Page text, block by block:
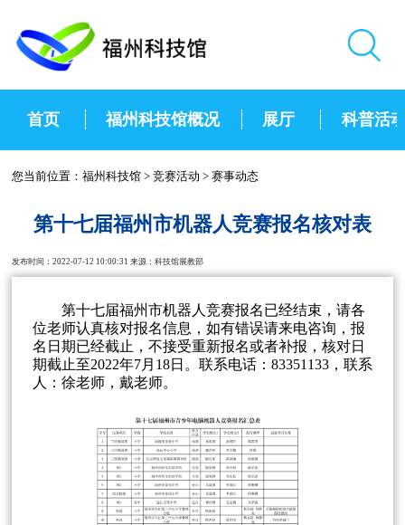
首页 福州科技馆概况 展厅 科普活
您当前位置：福州科技馆 >竞赛活动 >赛事动态
第十七届福州市机器人竞赛报名核对表
发布时间：2022-07-12 10:00:31 来源：科技馆展教部
第十七届福州市机器人竞赛报名已经结束，请各
位老师认真核对报名信息，如有错误请来电咨询，报
名日期已经截止，不接受重新报名或者补报，核对日
期截止至2022年7月18日。联系电话：83351133，联系
人：徐老师，戴老师。